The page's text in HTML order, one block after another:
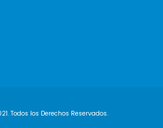
Todos los Derechos Reservados.